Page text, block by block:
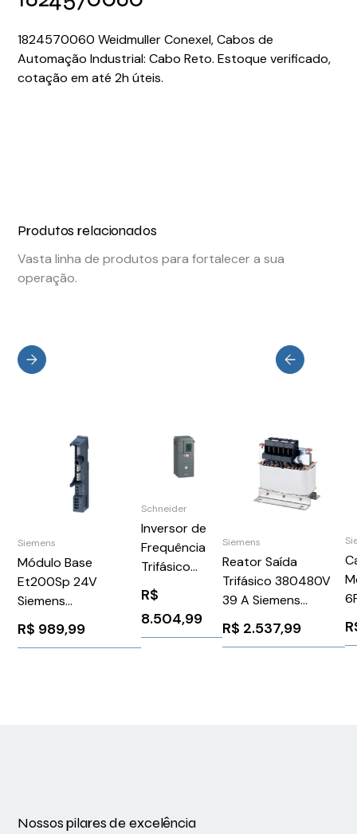
1824570060 Weidmuller Conexel, Cabos de
Automação Industrial: Cabo Reto. Estoque verificado,
cotação em até 2h úteis.
Produtos relacionados
Vasta linha de produtos para fortalecer a sua
operação.
Siemens
Módulo Base
Et200Sp 24V
Siemens
3RK19080AP000AP0
R$ 989,99
Schneider
Inversor de
Frequência
Trifásico
380-460V
39,2A 25CV
Atv610
ATV610D18N4
R$
8.504,99
Siemens
Reator Saída
Trifásico 380480V
39 A Siemens
6SL32020AE238CA0
R$ 2.537,99
Nossos pilares de excelência